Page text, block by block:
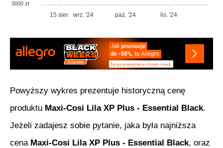
3000 zł
15 sier. wrz. '24 paź. '24 lis. '24
Powyższy wykres prezentuje historyczną cenę
produktu Maxi-Cosi Lila XP Plus - Essential Black.
Jeżeli zadajesz sobie pytanie, jaka była najniższa
cena Maxi-Cosi Lila XP Plus - Essential Black, oraz